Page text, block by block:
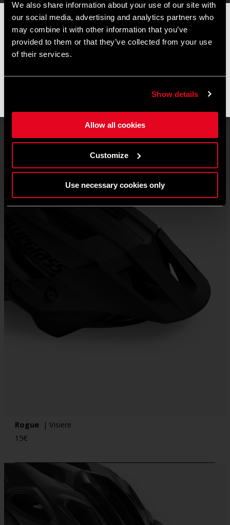
We also share information about your use of our site with
our social media, advertising and analytics partners who
may combine it with other information that you’ve
provided to them or that they’ve collected from your use
of their services.
Show details
Allow all cookies
Customize
Use necessary cookies only
| Visiere
15€
Rogue
| Visiere
15€
📦AVVISO DI CHIUSURA ESTIVA📦
I nostri uffici e il magazzino resteranno chiusi dall'8 al 17